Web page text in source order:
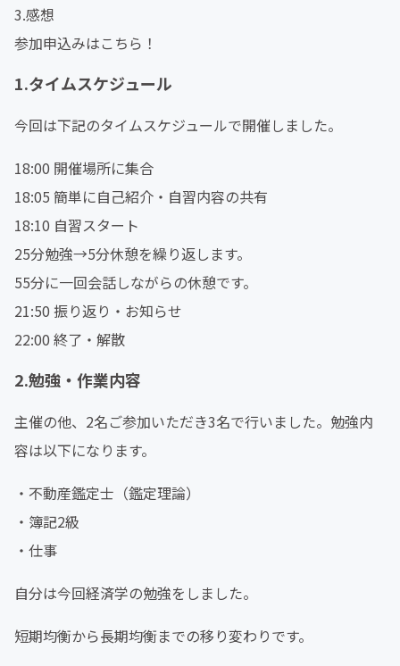
3.感想
参加申込みはこちら！
1.タイムスケジュール
今回は下記のタイムスケジュールで開催しました。
18:00 開催場所に集合
18:05 簡単に自己紹介・自習内容の共有
18:10 自習スタート
25分勉強→5分休憩を繰り返します。
55分に一回会話しながらの休憩です。
21:50 振り返り・お知らせ
22:00 終了・解散
2.勉強・作業内容
主催の他、2名ご参加いただき3名で行いました。勉強内
容は以下になります。
・不動産鑑定士（鑑定理論）
・簿記2級
・仕事
自分は今回経済学の勉強をしました。
短期均衡から長期均衡までの移り変わりです。